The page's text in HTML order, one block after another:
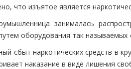
что изъятое является
занималась
оборудования так называемых
сбыт наркотических средств в
наказание в виде лишения